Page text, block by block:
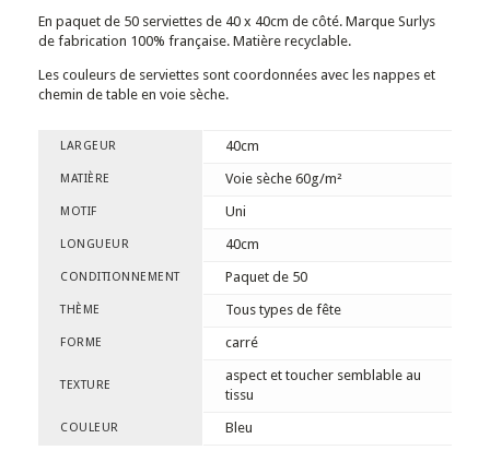
En paquet de 50 serviettes de 40 x 40cm de côté. Marque Surlys
de fabrication 100% française. Matière recyclable.
Les couleurs de serviettes sont coordonnées avec les nappes et
chemin de table en voie sèche.
LARGEUR 40cm
MATIÈRE Voie sèche 60g/m²
MOTIF Uni
LONGUEUR 40cm
CONDITIONNEMENT Paquet de 50
THÈME Tous types de fête
FORME carré
TEXTURE
aspect et toucher semblable au
tissu
COULEUR Bleu